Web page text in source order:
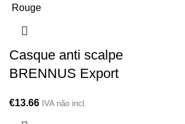
Rouge
Casque anti scalpe
BRENNUS Export
€13.66 IVA não incl.